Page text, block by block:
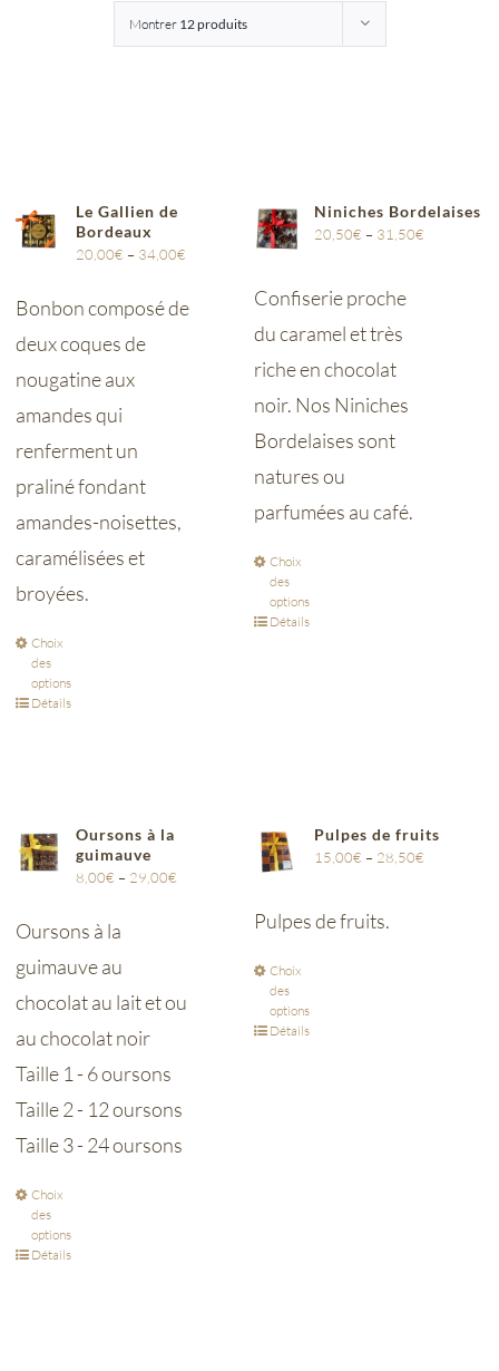
Montrer 12 produits
Le Gallien de
Bordeaux
20,00€ – 34,00€
Bonbon composé de
deux coques de
nougatine aux
amandes qui
renferment un
praliné fondant
amandes-noisettes,
caramélisées et
broyées.
Choix
des
options
Détails
Niniches Bordelaises
20,50€ – 31,50€
Confiserie proche
du caramel et très
riche en chocolat
noir. Nos Niniches
Bordelaises sont
natures ou
parfumées au café.
Choix
des
options
Détails
Oursons à la
guimauve
8,00€ – 29,00€
Oursons à la
guimauve au
chocolat au lait et ou
au chocolat noir
Taille 1 - 6 oursons
Taille 2 - 12 oursons
Taille 3 - 24 oursons
Choix
des
options
Détails
Pulpes de fruits
15,00€ – 28,50€
Pulpes de fruits.
Choix
des
options
Détails